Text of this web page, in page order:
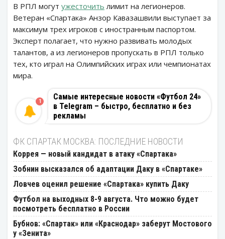
В РПЛ могут ужесточить лимит на легионеров.
Ветеран «Спартака» Анзор Кавазашвили выступает за
максимум трех игроков с иностранным паспортом.
Эксперт полагает, что нужно развивать молодых
талантов, а из легионеров пропускать в РПЛ только
тех, кто играл на Олимпийских играх или чемпионатах
мира.
Самые интересные новости «Футбол 24»
в Telegram – быстро, бесплатно и без
рекламы
1
ФК СПАРТАК МОСКВА: ПОСЛЕДНИЕ НОВОСТИ
Коррея — новый кандидат в атаку «Спартака»
Зобнин высказался об адаптации Даку в «Спартаке»
Ловчев оценил решение «Спартака» купить Даку
Футбол на выходных 8-9 августа. Что можно будет
посмотреть бесплатно в России
Бубнов: «Спартак» или «Краснодар» заберут Мостового
у «Зенита»